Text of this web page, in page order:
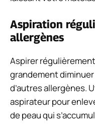
Aspiration
allergènes
Aspirer
grandement
d’autres allergènes.
aspirateur pour
de peau qui